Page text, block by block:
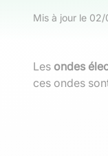
Mis à jour le 02/
Les ondes
ces ondes